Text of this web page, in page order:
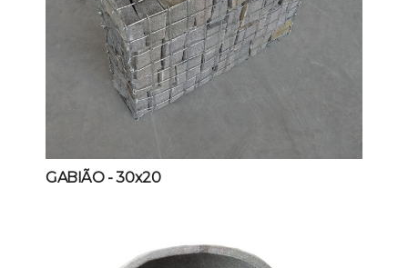
GABIÃO- 30x20